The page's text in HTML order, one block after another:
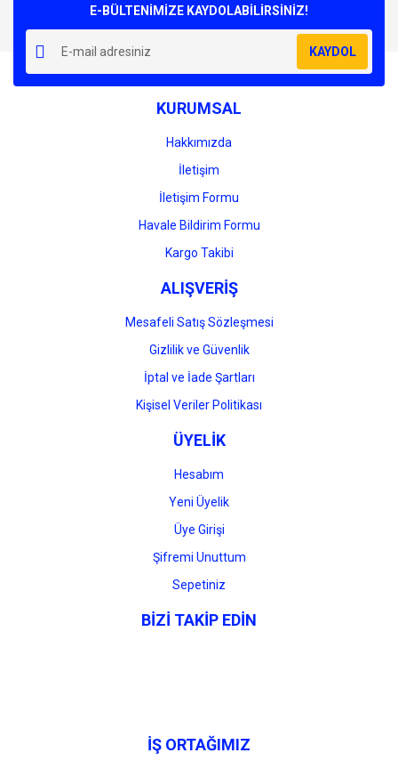
Yorum Yaz
Ürün resmi kalitesiz, bozuk veya görüntülenemiyor.
Ürün açıklamasında eksik bilgiler bulunuyor.
Ürün bilgilerinde hatalar bulunuyor.
Ürün fiyatı diğer sitelerden daha pahalı.
Gönder
E-BÜLTENİMİZE KAYDOLABİLİRSİNİZ!
KAYDOL
KURUMSAL
Hakkımızda
İletişim
İletişim Formu
Havale Bildirim Formu
Kargo Takibi
ALIŞVERİŞ
Mesafeli Satış Sözleşmesi
Gizlilik ve Güvenlik
İptal ve İade Şartları
Kişisel Veriler Politikası
ÜYELİK
Hesabım
Yeni Üyelik
Üye Girişi
Şifremi Unuttum
Sepetiniz
BİZİ TAKİP EDİN
İŞ ORTAĞIMIZ